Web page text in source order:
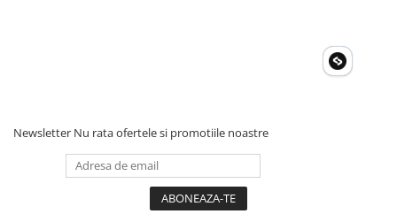
Newsletter Nu rata ofertele si promotiile noastre